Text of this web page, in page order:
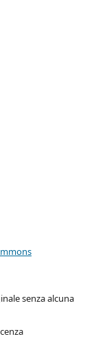
senza alcuna